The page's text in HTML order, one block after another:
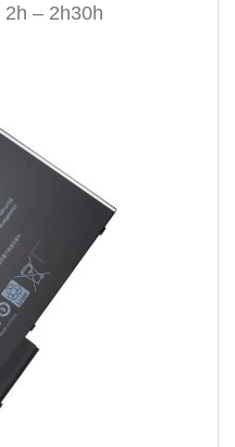
2h – 2h30h